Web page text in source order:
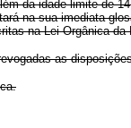
da idade-limite
na sua imediata
na Lei Orgânica
as